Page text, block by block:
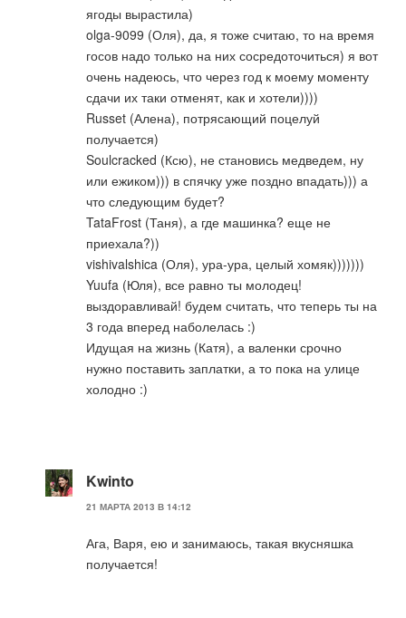
ягоды вырастила)
olga-9099 (Оля), да, я тоже считаю, то на время
госов надо только на них сосредоточиться) я вот
очень надеюсь, что через год к моему моменту
сдачи их таки отменят, как и хотели))))
Russet (Алена), потрясающий поцелуй
получается)
Soulcracked (Ксю), не становись медведем, ну
или ежиком))) в спячку уже поздно впадать))) а
что следующим будет?
TataFrost (Таня), а где машинка? еще не
приехала?))
vishivalshica (Оля), ура-ура, целый хомяк)))))))
Yuufa (Юля), все равно ты молодец!
выздоравливай! будем считать, что теперь ты на
3 года вперед наболелась :)
Идущая на жизнь (Катя), а валенки срочно
нужно поставить заплатки, а то пока на улице
холодно :)
Kwinto
21 МАРТА 2013 В 14:12
Ага, Варя, ею и занимаюсь, такая вкусняшка
получается!